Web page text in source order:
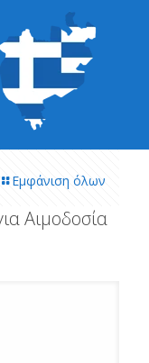
Εμφάνιση όλων
Αιμοδοσία